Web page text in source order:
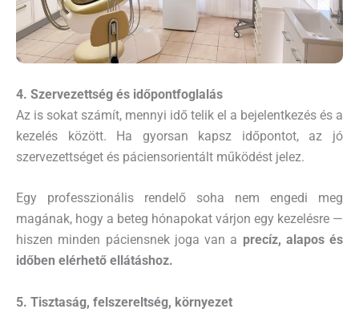
4. Szervezettség és időpontfoglalás
Az is sokat számít, mennyi idő telik el a bejelentkezés és a
kezelés között. Ha gyorsan kapsz időpontot, az jó
szervezettséget és páciensorientált működést jelez.
Egy professzionális rendelő soha nem engedi meg
magának, hogy a beteg hónapokat várjon egy kezelésre —
hiszen minden páciensnek joga van a precíz, alapos és
időben elérhető ellátáshoz.
5. Tisztaság, felszereltség, környezet